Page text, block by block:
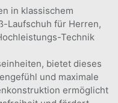
in klassischem
Laufschuh für Herren,
Technik
bietet dieses
und maximale
ermöglicht